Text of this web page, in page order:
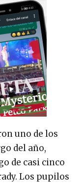
uno de los
del año,
de casi cinco
Los pupilos